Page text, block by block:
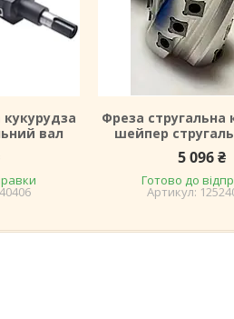
вал
Фреза стругальна
шейпер
5 096 ₴
Готово до